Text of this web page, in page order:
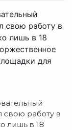
свою работу в
лишь в 18
для
свою работу в
лишь в 18